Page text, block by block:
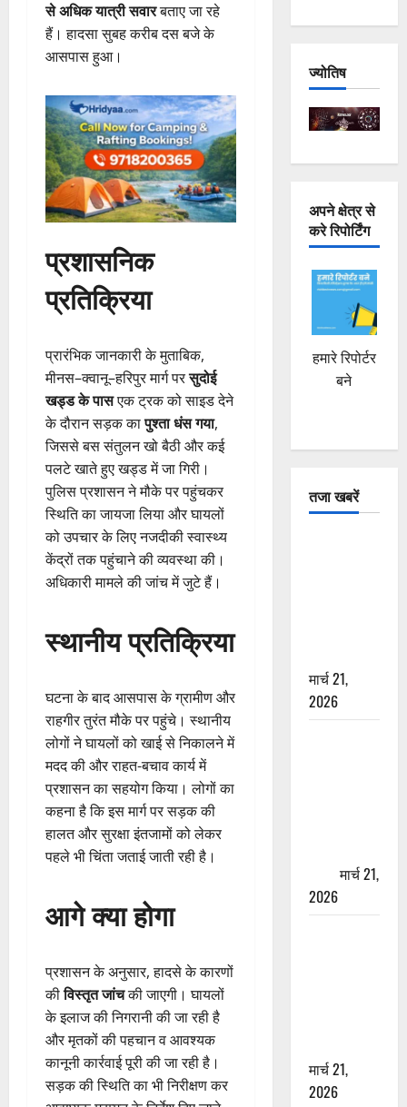
से अधिक यात्री सवारबताए जा रहे
हैं। हादसा सुबह करीब दस बजे के
आसपास हुआ।
प्रशासनिक
प्रतिक्रिया
प्रारंभिक जानकारी के मुताबिक,
मीनस–क्वानू–हरिपुर मार्ग परसुदोई
खड्ड के पासएक ट्रक को साइड देने
के दौरान सड़क कापुश्ता धंस गया,
जिससे बस संतुलन खो बैठी और कई
पलटे खाते हुए खड्ड में जा गिरी।
पुलिस प्रशासन ने मौके पर पहुंचकर
स्थिति का जायजा लिया और घायलों
को उपचार के लिए नजदीकी स्वास्थ्य
केंद्रों तक पहुंचाने की व्यवस्था की।
अधिकारी मामले की जांच में जुटे हैं।
स्थानीय प्रतिक्रिया
घटना के बाद आसपास के ग्रामीण और
राहगीर तुरंत मौके पर पहुंचे। स्थानीय
लोगों ने घायलों को खाई से निकालने में
मदद की और राहत-बचाव कार्य में
प्रशासन का सहयोग किया। लोगों का
कहना है कि इस मार्ग पर सड़क की
हालत और सुरक्षा इंतजामों को लेकर
पहले भी चिंता जताई जाती रही है।
आगे क्या होगा
प्रशासन के अनुसार, हादसे के कारणों
कीविस्तृत जांचकी जाएगी। घायलों
के इलाज की निगरानी की जा रही है
और मृतकों की पहचान व आवश्यक
कानूनी कार्रवाई पूरी की जा रही है।
सड़क की स्थिति का भी निरीक्षण कर
ज्योतिष
अपने क्षेत्र से
करे रिपोर्टिंग
हमारे रिपोर्टर
बने
तजा खबरें
मार्च 21,
2026
मार्च 21,
2026
मार्च 21,
2026